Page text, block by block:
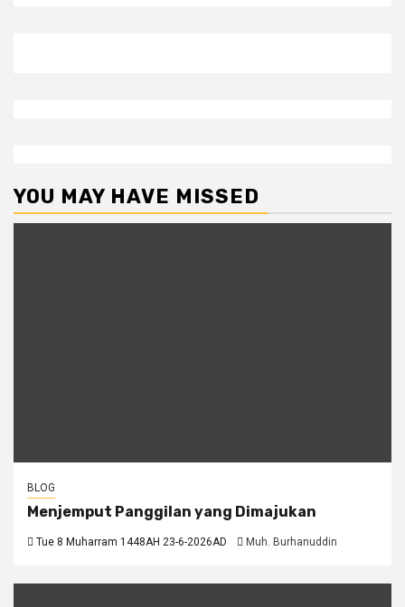
YOU MAY HAVE MISSED
BLOG
Menjemput Panggilan yang Dimajukan
Tue 8 Muharram 1448AH 23-6-2026AD Muh. Burhanuddin